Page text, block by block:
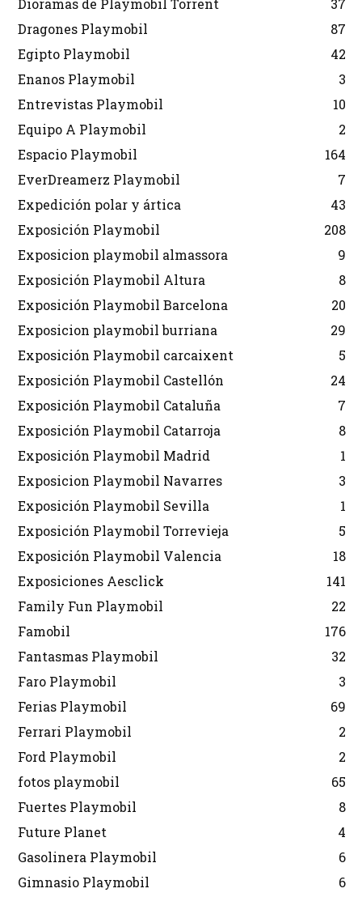
Dioramas de Playmobil Torrent
37
Dragones Playmobil
87
Egipto Playmobil
42
Enanos Playmobil
3
Entrevistas Playmobil
10
Equipo A Playmobil
2
Espacio Playmobil
164
EverDreamerz Playmobil
7
Expedición polar y ártica
43
Exposición Playmobil
208
Exposicion playmobil almassora
9
Exposición Playmobil Altura
8
Exposición Playmobil Barcelona
20
Exposicion playmobil burriana
29
Exposición Playmobil carcaixent
5
Exposición Playmobil Castellón
24
Exposición Playmobil Cataluña
7
Exposición Playmobil Catarroja
8
Exposición Playmobil Madrid
1
Exposicion Playmobil Navarres
3
Exposición Playmobil Sevilla
1
Exposición Playmobil Torrevieja
5
Exposición Playmobil Valencia
18
Exposiciones Aesclick
141
Family Fun Playmobil
22
Famobil
176
Fantasmas Playmobil
32
Faro Playmobil
3
Ferias Playmobil
69
Ferrari Playmobil
2
Ford Playmobil
2
fotos playmobil
65
Fuertes Playmobil
8
Future Planet
4
Gasolinera Playmobil
6
Gimnasio Playmobil
6